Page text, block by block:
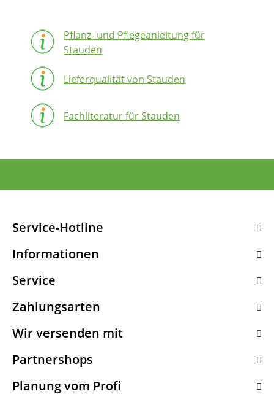
Pflanz- und Pflegeanleitung für
Stauden
Lieferqualität von Stauden
Fachliteratur für Stauden
Service-Hotline
Informationen
Service
Zahlungsarten
Wir versenden mit
Partnershops
Planung vom Profi